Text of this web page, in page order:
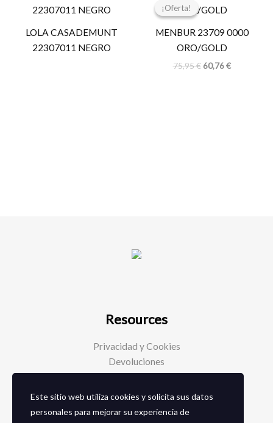
LOLA CASADEMUNT
22307011 NEGRO
¡Oferta!
¡Oferta!
MENBUR 23709 0000
ORO/GOLD
75,95€
original
75,95 €.
60,76€
60,76 €.
Resources
Privacidad y Cookies
Devoluciones
Social Media
Este sitio web utiliza cookies y solicita sus datos
personales para mejorar su experiencia de